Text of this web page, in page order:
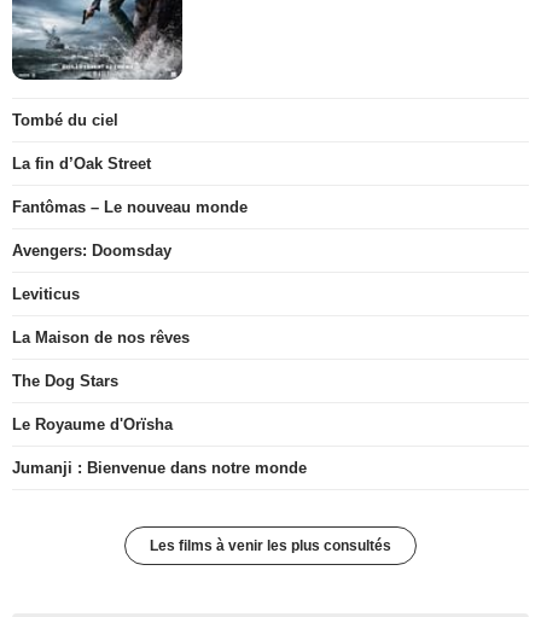
Tombé du ciel
La fin d’Oak Street
Fantômas – Le nouveau monde
Avengers: Doomsday
Leviticus
La Maison de nos rêves
The Dog Stars
Le Royaume d'Orïsha
Jumanji : Bienvenue dans notre monde
Les films à venir les plus consultés